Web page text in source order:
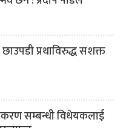
छाउपडी प्रथाविरुद्ध सशक्त
सम्बन्धी विधेयकलाई